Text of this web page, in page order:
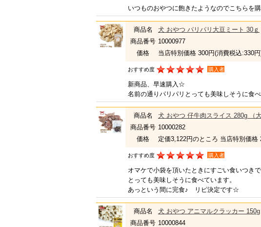
いつものおやつに飽きたようなのでこちらを
商品名
犬 おやつ パリパリ大豆ミート 30ｇ
商品番号 10000977
価格
当店特別価格 300円(消費税込:330
おすすめ度 購入者
新商品、早速購入☆
名前の通りパリパリとっても美味しそうに食
商品名
犬 おやつ 仔牛肉スライス 280g （大
商品番号 10000282
価格
定価3,122円のところ 当店特別価格
おすすめ度 購入者
オマケで小袋を頂いたときにすごい食いつき
とっても美味しそうに食べています。
あっという間に完食♪ リピ決定です☆
商品名
犬 おやつ アニマルクラッカー 150g
商品番号 10000844